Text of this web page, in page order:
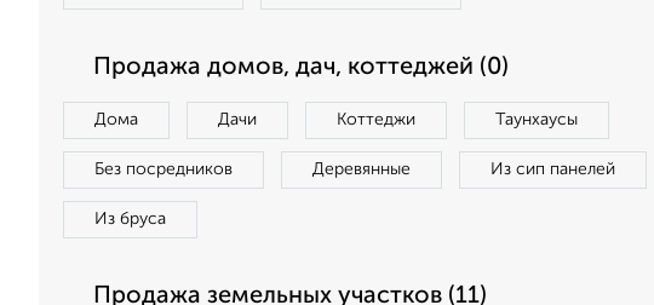
Продажа домов, дач, коттеджей (0)
Дома Дачи Коттеджи Таунхаусы
Без посредников Деревянные Из сип панелей
Из бруса
Продажа земельных участков (11)